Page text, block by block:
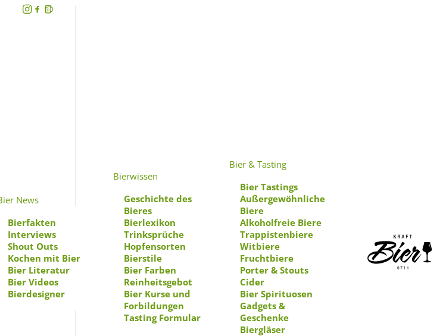
News
Bierfakten
Interviews
Shout Outs
Kochen mit Bier
Bier Literatur
Bier Videos
Bierdesigner
Bierwissen
Geschichte des
Bieres
Bierlexikon
Trinksprüche
Hopfensorten
Bierstile
Bier Farben
Reinheitsgebot
Bier Kurse und
Forbildungen
Tasting Formular
Bier & Tasting
Bier Tastings
Außergewöhnliche
Biere
Alkoholfreie Biere
Trappistenbiere
Witbiere
Fruchtbiere
Porter & Stouts
Cider
Bier Spirituosen
Gadgets &
Geschenke
Biergläser
Maru Bräu